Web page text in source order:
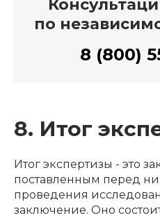
по
8 (800)
8. Итог
Итог экспертизы - это
поставленным перед
проведения
заключение. Оно